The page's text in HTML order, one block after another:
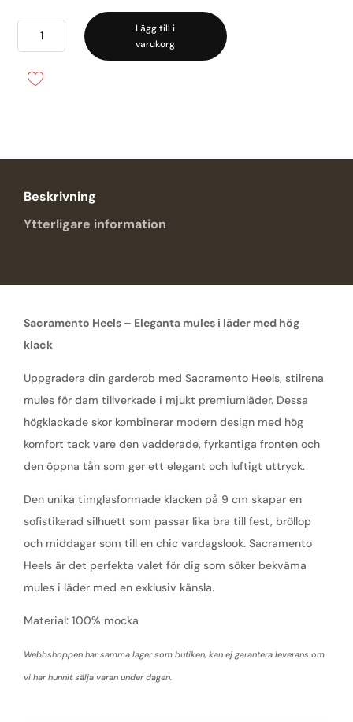
Twist
Lägg till i
varukorg
Beskrivning
Ytterligare information
Sacramento Heels – Eleganta mules i läder med hög
klack
Uppgradera din garderob med Sacramento Heels, stilrena
mules för dam tillverkade i mjukt premiumläder. Dessa
högklackade skor kombinerar modern design med hög
komfort tack vare den vadderade, fyrkantiga fronten och
den öppna tån som ger ett elegant och luftigt uttryck.
Den unika timglasformade klacken på 9 cm skapar en
sofistikerad silhuett som passar lika bra till fest, bröllop
och middagar som till en chic vardagslook. Sacramento
Heels är det perfekta valet för dig som söker bekväma
mules i läder med en exklusiv känsla.
Material: 100% mocka
Webbshoppen har samma lager som butiken, kan ej garantera leverans om
vi har hunnit sälja varan under dagen.